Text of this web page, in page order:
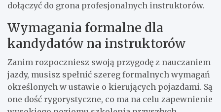
dołączyć do grona profesjonalnych instruktorów.
Wymagania formalne dla
kandydatów na instruktorów
Zanim rozpoczniesz swoją przygodę z nauczaniem
jazdy, musisz spełnić szereg formalnych wymagań
określonych w ustawie o kierujących pojazdami. Są
one dość rygorystyczne, co ma na celu zapewnienie